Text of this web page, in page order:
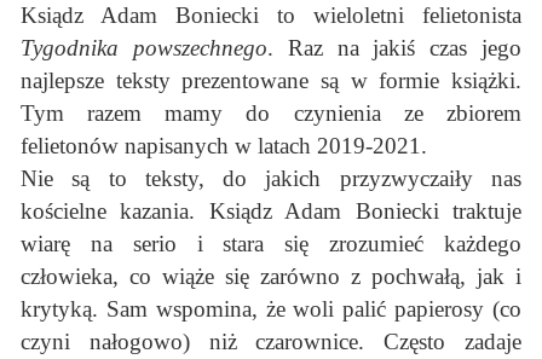
Ksiądz Adam Boniecki to wieloletni felietonista
Tygodnika powszechnego. Raz na jakiś czas jego
najlepsze teksty prezentowane są w formie książki.
Tym razem mamy do czynienia ze zbiorem
felietonów napisanych w latach 2019-2021.
Nie są to teksty, do jakich przyzwyczaiły nas
kościelne kazania. Ksiądz Adam Boniecki traktuje
wiarę na serio i stara się zrozumieć każdego
człowieka, co wiąże się zarówno z pochwałą, jak i
krytyką. Sam wspomina, że woli palić papierosy (co
czyni nałogowo) niż czarownice. Często zadaje